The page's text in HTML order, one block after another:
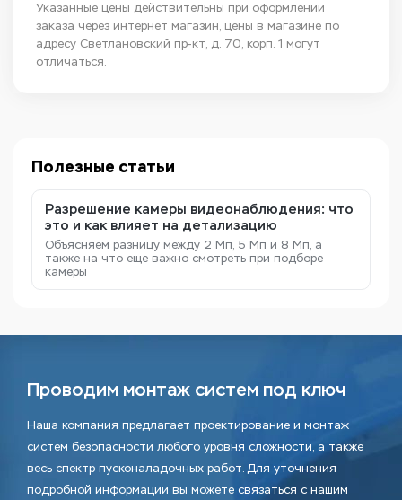
Указанные цены действительны при оформлении
заказа через интернет магазин, цены в магазине по
адресу Светлановский пр-кт, д. 70, корп. 1 могут
отличаться.
Полезные статьи
Разрешение камеры видеонаблюдения: что
это и как влияет на детализацию
Объясняем разницу между 2 Мп, 5 Мп и 8 Мп, а
также на что еще важно смотреть при подборе
камеры
Проводим монтаж систем под ключ
Наша компания предлагает проектирование и монтаж
систем безопасности любого уровня сложности, а также
весь спектр пусконаладочных работ. Для уточнения
подробной информации вы можете связаться с нашим